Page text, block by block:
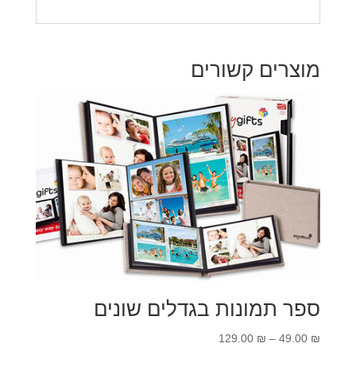
מוצרים קשורים
ספר תמונות בגדלים שונים
49.00 ₪
–
129.00 ₪
טווח